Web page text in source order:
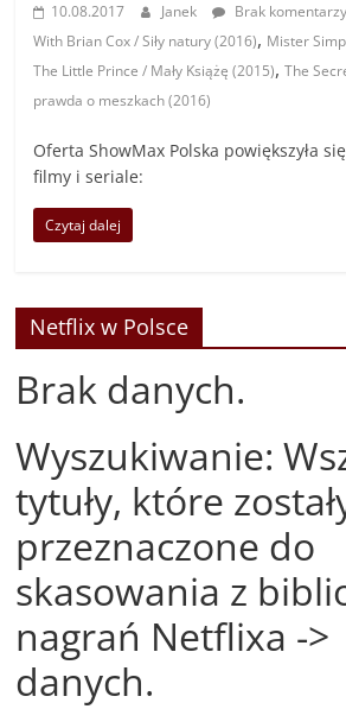
10.08.2017 Janek Brak komentarzy
With Brian Cox / Siły natury (2016), Mister
The Little Prince / Mały Książę (2015),The
prawda o meszkach (2016)
Oferta ShowMax Polska powiększyła
filmy i seriale:
Czytaj dalej
Netflix w Polsce
Brak danych.
Wyszukiwanie:
tytuły, które
przeznaczone do
skasowania z
nagrań Netflixa -
danych.